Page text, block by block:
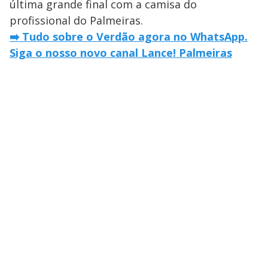
última grande final com a camisa do
profissional do Palmeiras.
➡️ Tudo sobre o Verdão agora no WhatsApp.
Siga o nosso novo canal Lance! Palmeiras